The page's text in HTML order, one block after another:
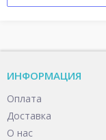
ИНФОРМАЦИЯ
Оплата
Доставка
О нас